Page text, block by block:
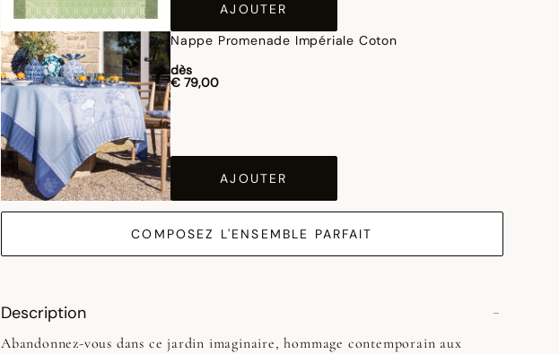
AJOUTER
Nappe Promenade Impériale Coton
dès
€ 79,00
AJOUTER
COMPOSEZ L'ENSEMBLE PARFAIT
Description
Abandonnez-vous dans ce jardin imaginaire, hommage contemporain aux